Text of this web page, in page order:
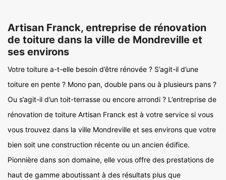
Artisan Franck, entreprise de rénovation
de toiture dans la ville de Mondreville et
ses environs
Votre toiture a-t-elle besoin d’être rénovée ? S’agit-il d’une
toiture en pente ? Mono pan, double pans ou à plusieurs pans ?
Ou s’agit-il d’un toit-terrasse ou encore arrondi ? L’entreprise de
rénovation de toiture Artisan Franck est à votre service si vous
vous trouvez dans la ville Mondreville et ses environs que votre
bien soit une construction récente ou un ancien édifice.
Pionnière dans son domaine, elle vous offre des prestations de
haut de gamme aboutissant à des résultats plus que